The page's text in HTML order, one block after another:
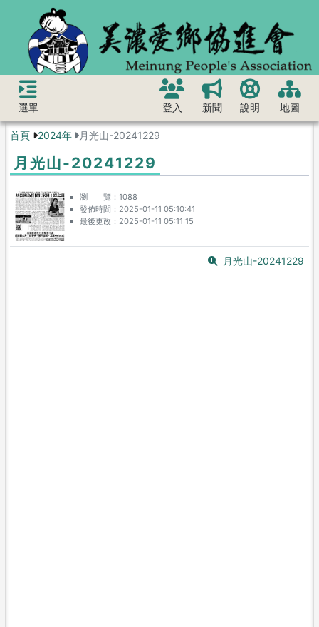
選單 登入 新聞 說明 地圖
首頁 2024年 月光山-20241229
月光山-20241229
瀏 覽
1088
發佈時間
2025-01-11 05:10:41
最後更改
2025-01-11 05:11:15
月光山-20241229